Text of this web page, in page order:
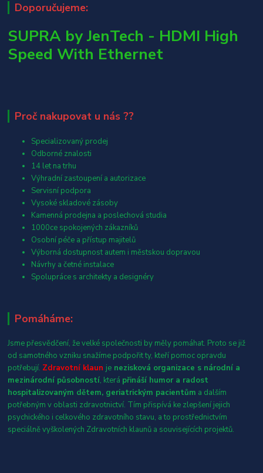
Doporučujeme:
SUPRA by JenTech - HDMI High
Speed With Ethernet
Proč nakupovat u nás ??
Specializovaný prodej
Odborné znalosti
14 let na trhu
Výhradní zastoupení a autorizace
Servisní podpora
Vysoké skladové zásoby
Kamenná prodejna a poslechová studia
1000ce spokojených zákazníků
Osobní péče a přístup majitelů
Výborná dostupnost autem i městskou dopravou
Návrhy a četné instalace
Spolupráce s architekty a designéry
Pomáháme:
Jsme přesvědčení, že velké společnosti by měly pomáhat. Proto se již
od samotného vzniku snažíme podpořit ty, kteří pomoc opravdu
potřebují. Zdravotní klaun je nezisková organizace s národní a
mezinárodní působností, která přináší humor a radost
hospitalizovaným dětem, geriatrickým pacientům a dalším
potřebným v oblasti zdravotnictví. Tím přispívá ke zlepšení jejich
psychického i celkového zdravotního stavu, a to prostřednictvím
speciálně vyškolených Zdravotních klaunů a souvisejících projektů.